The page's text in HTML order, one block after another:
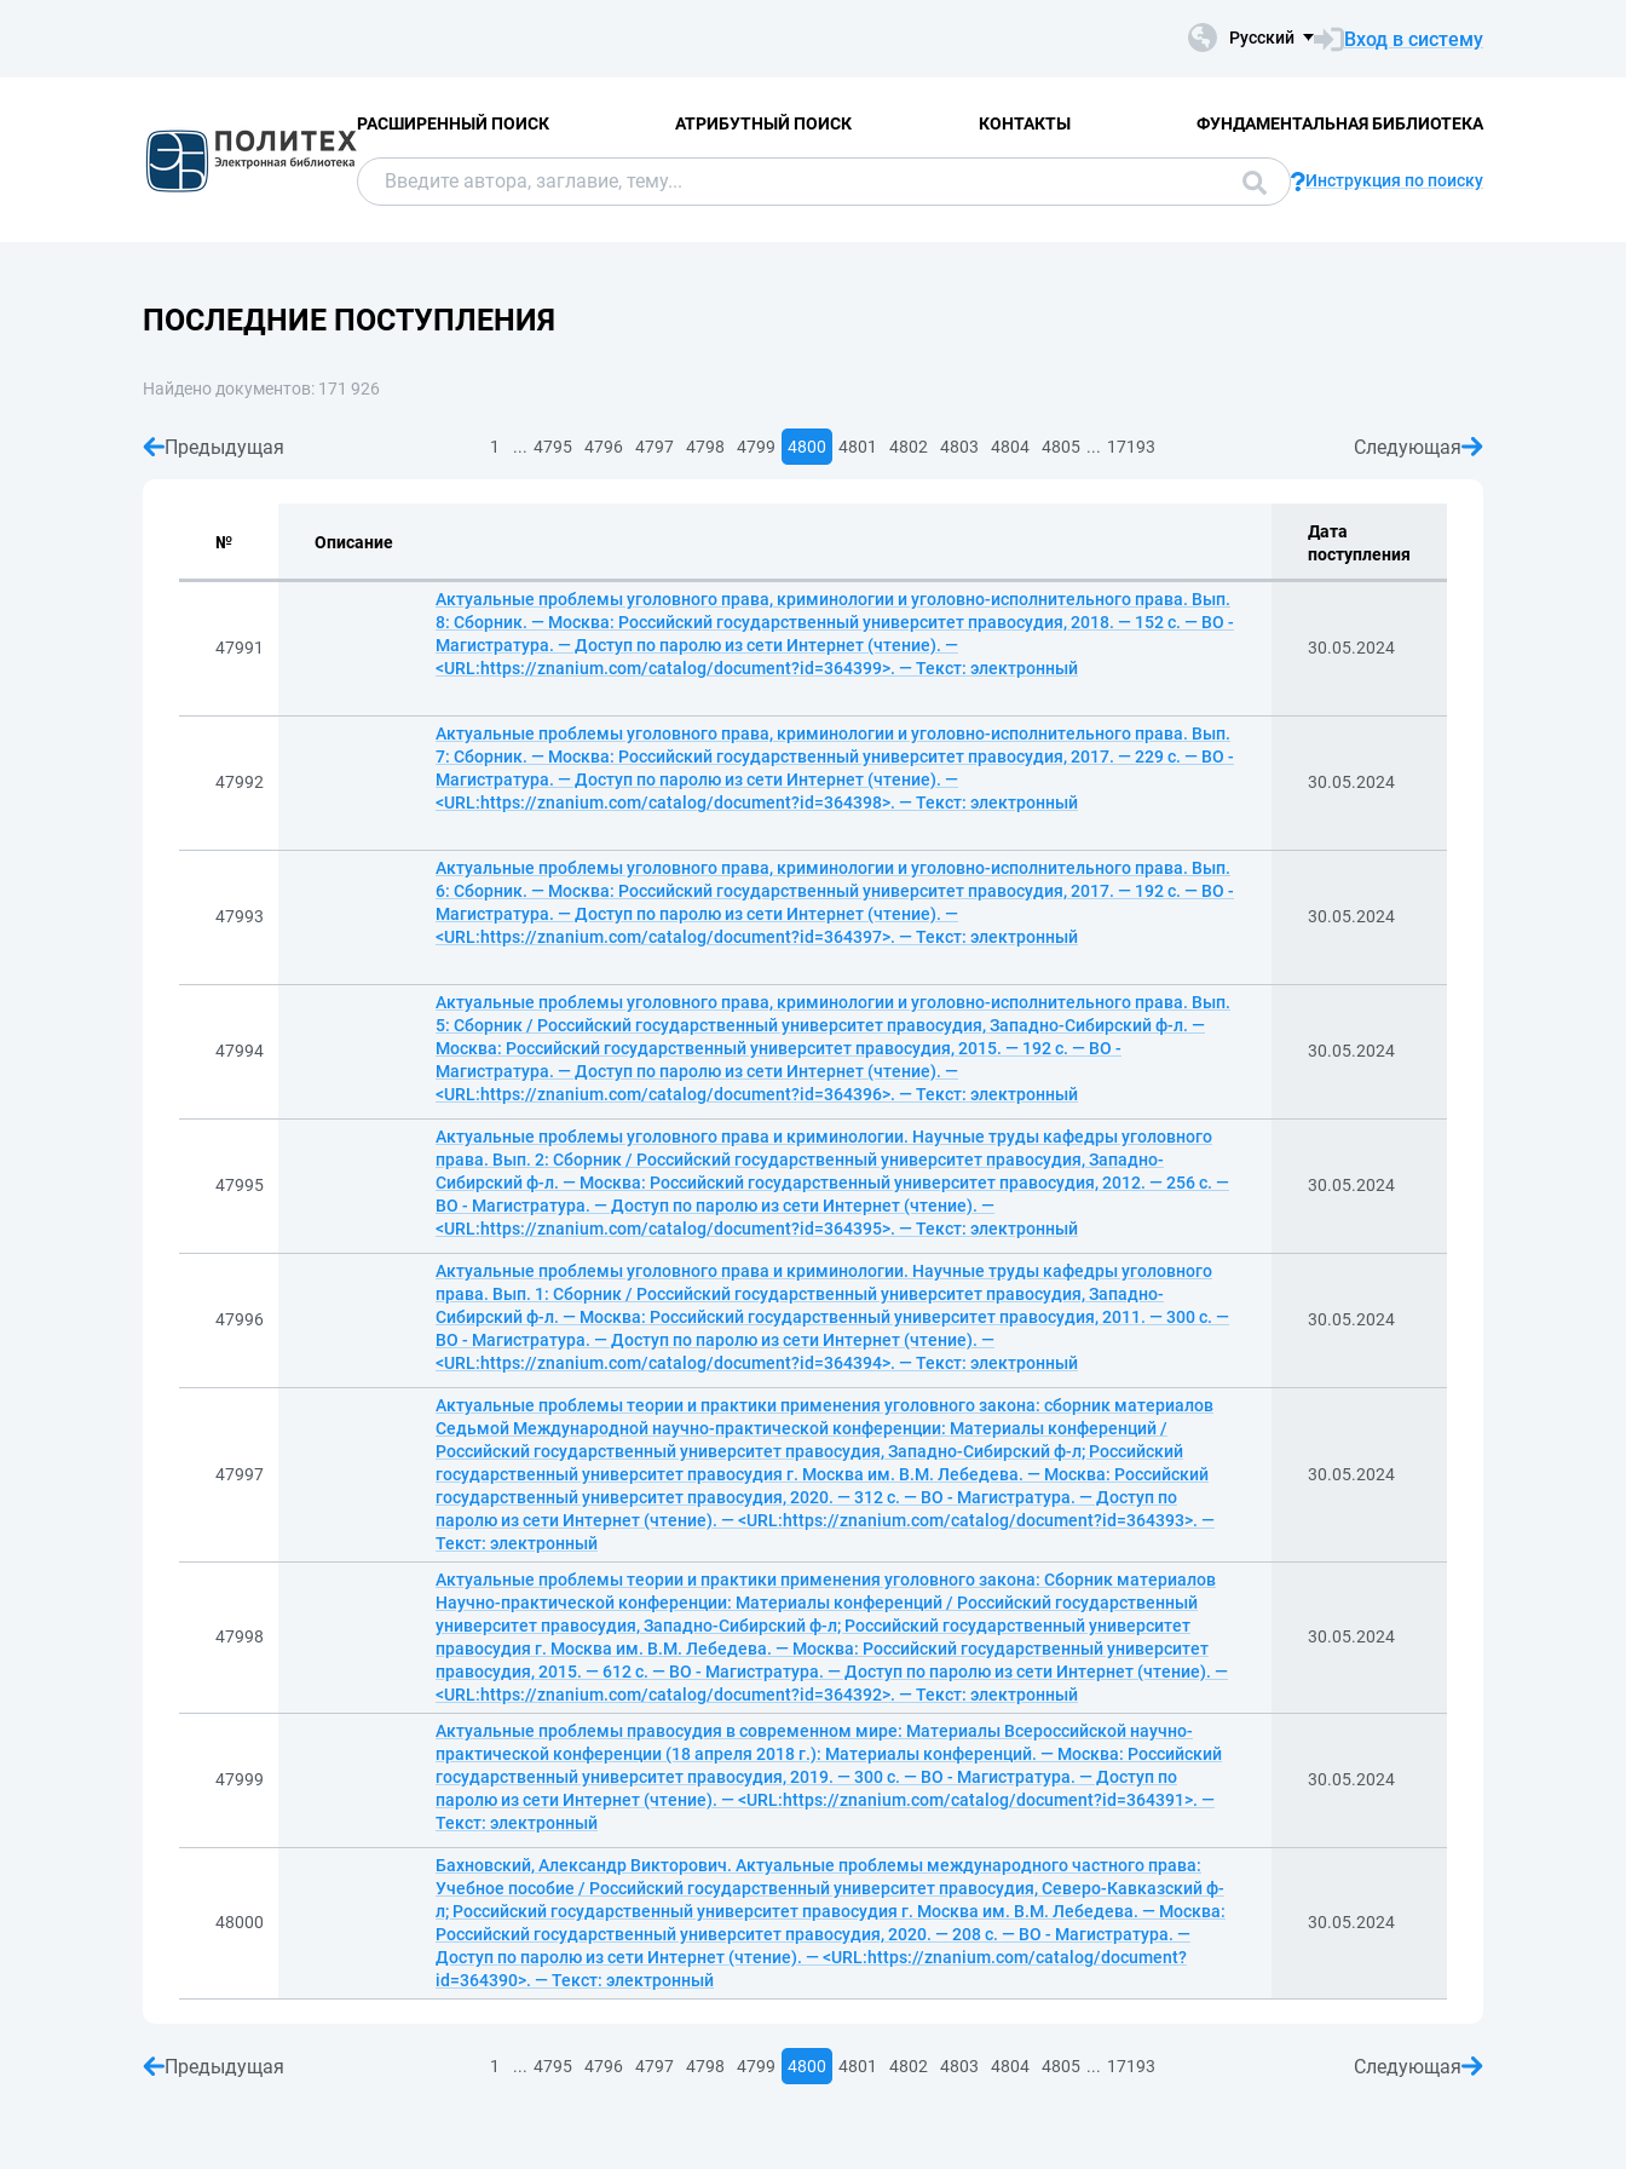
Русский Вход в систему
РАСШИРЕННЫЙ ПОИСК АТРИБУТНЫЙ ПОИСК КОНТАКТЫ ФУНДАМЕНТАЛЬНАЯ БИБЛИОТЕКА
Инструкция по поиску
ПОСЛЕДНИЕ ПОСТУПЛЕНИЯ
Найдено документов: 171 926
Предыдущая 1 ... 4795 4796 4797 4798 4799 4800 4801 4802 4803 4804 4805 ... 17193 Следующая
№ Описание
Дата
поступления
47991
Актуальные проблемы уголовного права, криминологии и уголовно-исполнительного права. Вып.
8: Сборник. — Москва: Российский государственный университет правосудия, 2018. — 152 с. — ВО -
Магистратура. — Доступ по паролю из сети Интернет (чтение). —
<URL:https://znanium.com/catalog/document?id=364399>. — Текст: электронный
30.05.2024
47992
Актуальные проблемы уголовного права, криминологии и уголовно-исполнительного права. Вып.
7: Сборник. — Москва: Российский государственный университет правосудия, 2017. — 229 с. — ВО -
Магистратура. — Доступ по паролю из сети Интернет (чтение). —
<URL:https://znanium.com/catalog/document?id=364398>. — Текст: электронный
30.05.2024
47993
Актуальные проблемы уголовного права, криминологии и уголовно-исполнительного права. Вып.
6: Сборник. — Москва: Российский государственный университет правосудия, 2017. — 192 с. — ВО -
Магистратура. — Доступ по паролю из сети Интернет (чтение). —
<URL:https://znanium.com/catalog/document?id=364397>. — Текст: электронный
30.05.2024
47994
Актуальные проблемы уголовного права, криминологии и уголовно-исполнительного права. Вып.
5: Сборник / Российский государственный университет правосудия, Западно-Сибирский ф-л. —
Москва: Российский государственный университет правосудия, 2015. — 192 с. — ВО -
Магистратура. — Доступ по паролю из сети Интернет (чтение). —
<URL:https://znanium.com/catalog/document?id=364396>. — Текст: электронный
30.05.2024
47995
Актуальные проблемы уголовного права и криминологии. Научные труды кафедры уголовного
права. Вып. 2: Сборник / Российский государственный университет правосудия, Западно-
Сибирский ф-л. — Москва: Российский государственный университет правосудия, 2012. — 256 с. —
ВО - Магистратура. — Доступ по паролю из сети Интернет (чтение). —
<URL:https://znanium.com/catalog/document?id=364395>. — Текст: электронный
30.05.2024
47996
Актуальные проблемы уголовного права и криминологии. Научные труды кафедры уголовного
права. Вып. 1: Сборник / Российский государственный университет правосудия, Западно-
Сибирский ф-л. — Москва: Российский государственный университет правосудия, 2011. — 300 с. —
ВО - Магистратура. — Доступ по паролю из сети Интернет (чтение). —
<URL:https://znanium.com/catalog/document?id=364394>. — Текст: электронный
30.05.2024
47997
Актуальные проблемы теории и практики применения уголовного закона: сборник материалов
Седьмой Международной научно-практической конференции: Материалы конференций /
Российский государственный университет правосудия, Западно-Сибирский ф-л; Российский
государственный университет правосудия г. Москва им. В.М. Лебедева. — Москва: Российский
государственный университет правосудия, 2020. — 312 с. — ВО - Магистратура. — Доступ по
паролю из сети Интернет (чтение). — <URL:https://znanium.com/catalog/document?id=364393>. —
Текст: электронный
30.05.2024
47998
Актуальные проблемы теории и практики применения уголовного закона: Сборник материалов
Научно-практической конференции: Материалы конференций / Российский государственный
университет правосудия, Западно-Сибирский ф-л; Российский государственный университет
правосудия г. Москва им. В.М. Лебедева. — Москва: Российский государственный университет
правосудия, 2015. — 612 с. — ВО - Магистратура. — Доступ по паролю из сети Интернет (чтение). —
<URL:https://znanium.com/catalog/document?id=364392>. — Текст: электронный
30.05.2024
47999
Актуальные проблемы правосудия в современном мире: Материалы Всероссийской научно-
практической конференции (18 апреля 2018 г.): Материалы конференций. — Москва: Российский
государственный университет правосудия, 2019. — 300 с. — ВО - Магистратура. — Доступ по
паролю из сети Интернет (чтение). — <URL:https://znanium.com/catalog/document?id=364391>. —
Текст: электронный
30.05.2024
48000
Бахновский, Александр Викторович. Актуальные проблемы международного частного права:
Учебное пособие / Российский государственный университет правосудия, Северо-Кавказский ф-
л; Российский государственный университет правосудия г. Москва им. В.М. Лебедева. — Москва:
Российский государственный университет правосудия, 2020. — 208 с. — ВО - Магистратура. —
Доступ по паролю из сети Интернет (чтение). — <URL:https://znanium.com/catalog/document?
id=364390>. — Текст: электронный
30.05.2024
Предыдущая 1 ... 4795 4796 4797 4798 4799 4800 4801 4802 4803 4804 4805 ... 17193 Следующая